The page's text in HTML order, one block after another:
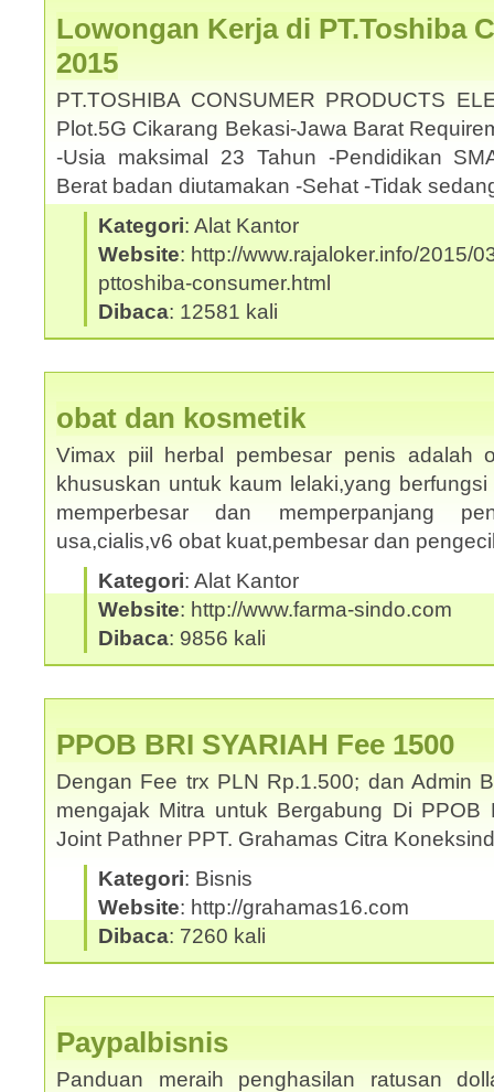
Lowongan Kerja di PT.Toshiba
2015
PT.TOSHIBA CONSUMER PRODUCTS
Plot.5G Cikarang Bekasi-Jawa Barat
-Usia maksimal 23 Tahun -Pendidikan
Berat badan diutamakan -Sehat -Tidak
Kategori: Alat Kantor
Website: http://www.rajaloker.info/2015/
pttoshiba-consumer.html
Dibaca: 12581 kali
obat dan kosmetik
Vimax piil herbal pembesar penis adalah
khususkan untuk kaum lelaki,yang
memperbesar dan memperpanjang
usa,cialis,v6 obat kuat,pembesar dan
Kategori: Alat Kantor
Website: http://www.farma-sindo.com
Dibaca: 9856 kali
PPOB BRI SYARIAH Fee 1500
Dengan Fee trx PLN Rp.1.500; dan Admin
mengajak Mitra untuk Bergabung Di PPOB
Joint Pathner PPT. Grahamas Citra
Kategori: Bisnis
Website: http://grahamas16.com
Dibaca: 7260 kali
Paypalbisnis
Panduan meraih penghasilan ratusan